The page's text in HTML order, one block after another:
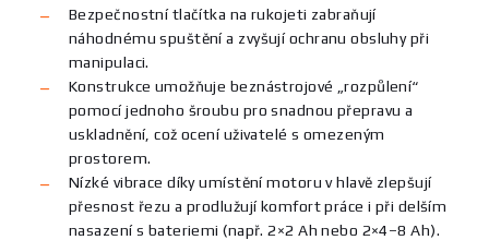
Bezpečnostní tlačítka na rukojeti zabraňují
náhodnému spuštění a zvyšují ochranu obsluhy při
manipulaci.
Konstrukce umožňuje beznástrojové „rozpůlení“
pomocí jednoho šroubu pro snadnou přepravu a
uskladnění, což ocení uživatelé s omezeným
prostorem.
Nízké vibrace díky umístění motoru v hlavě zlepšují
přesnost řezu a prodlužují komfort práce i při delším
nasazení s bateriemi (např. 2×2 Ah nebo 2×4–8 Ah).